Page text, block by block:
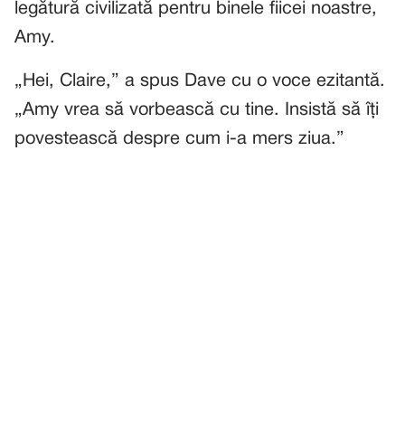
legătură civilizată pentru binele fiicei noastre,
Amy.
„Hei, Claire,” a spus Dave cu o voce ezitantă.
„Amy vrea să vorbească cu tine. Insistă să îți
povestească despre cum i-a mers ziua.”